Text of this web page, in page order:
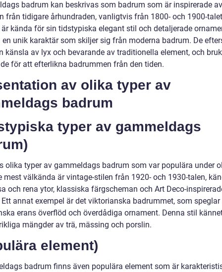
badrum kan beskrivas som badrum som är inspirerade av
från tidigare århundraden, vanligtvis från 1800- och 1900-
kända för sin tidstypiska elegant stil och detaljerade
en unik karaktär som skiljer sig från moderna badrum. De
känsla av lyx och bevarande av traditionella element, och
för att efterlikna badrummen från den tiden.
av olika typer av
badrum
typer av gammeldags
olika typer av gammeldags badrum som var populära under
mest välkända är vintage-stilen från 1920- och 1930-talen,
och rena ytor, klassiska färgscheman och Art Deco-
Ett annat exempel är det viktorianska badrummet, som speglar
erans överflöd och överdådiga ornament. Denna stil
mängder av trä, mässing och porslin.
element)
badrum finns även populära element som är